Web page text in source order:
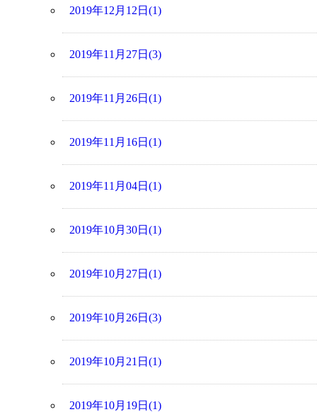
2019年12月12日(1)
2019年11月27日(3)
2019年11月26日(1)
2019年11月16日(1)
2019年11月04日(1)
2019年10月30日(1)
2019年10月27日(1)
2019年10月26日(3)
2019年10月21日(1)
2019年10月19日(1)